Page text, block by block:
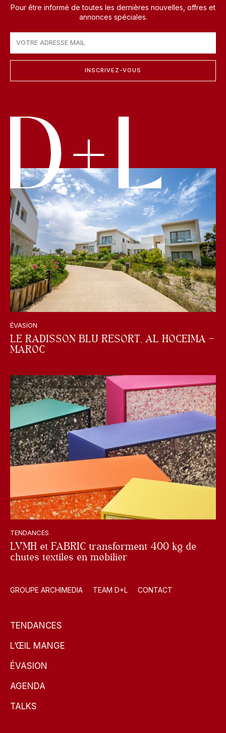
Pour être informé de toutes les dernières nouvelles, offres et
annonces spéciales.
INSCRIVEZ-VOUS
ÉVASION
LE RADISSON BLU RESORT, AL HOCEIMA –
MAROC
TENDANCES
LVMH et FABRIC transforment 400 kg de
chutes textiles en mobilier
GROUPE ARCHIMEDIA TEAM D+L CONTACT
TENDANCES
L’ŒIL MANGE
ÉVASION
AGENDA
TALKS